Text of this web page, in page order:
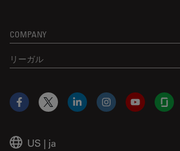
COMPANY
リーガル
US | ja
Facebook
X LinkedInInstagramYouTube